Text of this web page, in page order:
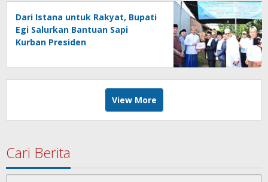
Dari Istana untuk Rakyat, Bupati
Egi Salurkan Bantuan Sapi
Kurban Presiden
View More
Cari Berita